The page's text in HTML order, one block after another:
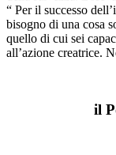
“ Per il successo
bisogno di una cosa
quello di cui sei
all’azione creatrice.
il